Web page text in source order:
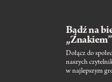
Bądź na
„Znakiem”
Dołącz do
naszych
w najlepszym